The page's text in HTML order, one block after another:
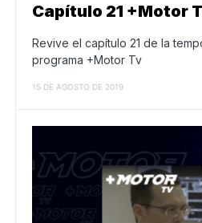
Capítulo 21 +Motor
Revive el capítulo 21 de la
programa +Motor Tv
15 DE AGOSTO DE 2019